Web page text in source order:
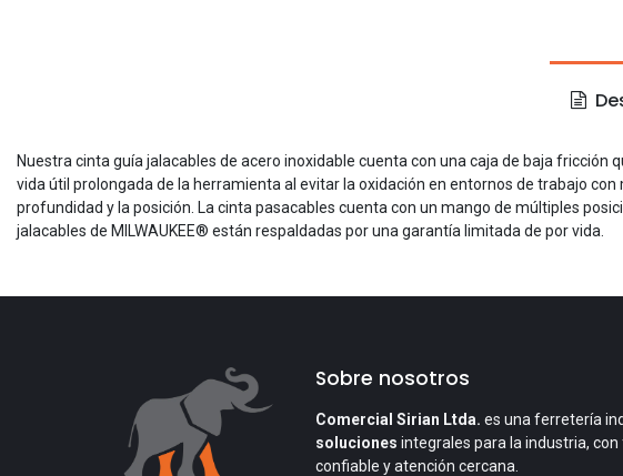
Nuestra cinta guía jalacables de acero inoxidable cuenta con una caja de baja
vida útil prolongada de la herramienta al evitar la oxidación en entornos de trabajo
profundidad y la posición. La cinta pasacables cuenta con un mango de múltiples
jalacables de MILWAUKEE® están respaldadas por una garantía limitada de por vida.
Sobre nosotros
Comercial Sirian Ltda. es una ferretería
soluciones integrales para la industria,
confiable y atención cercana.